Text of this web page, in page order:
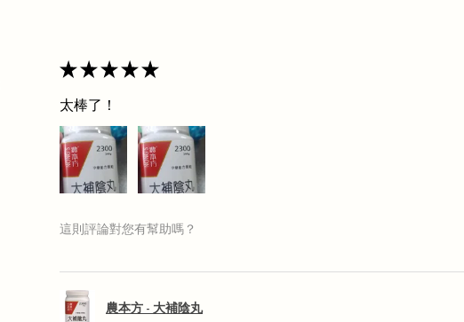
★★★★★
太棒了！
這則評論對您有幫助嗎？
農本方 - 大補陰丸